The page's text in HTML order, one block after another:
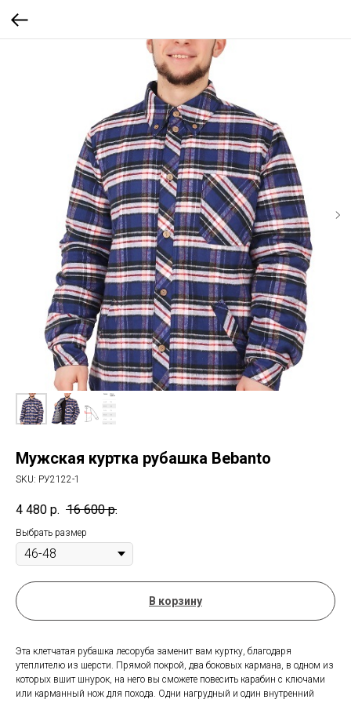
Мужская куртка рубашка Bebanto
SKU: РУ2122-1
4 480 р. 16 600 р.
Выбрать размер
В корзину
Эта клетчатая рубашка лесоруба заменит вам куртку, благодаря
утеплителю из шерсти. Прямой покрой, два боковых кармана, в одном из
которых вшит шнурок, на него вы сможете повесить карабин с ключами
или карманный нож для похода. Одни нагрудный и один внутренний